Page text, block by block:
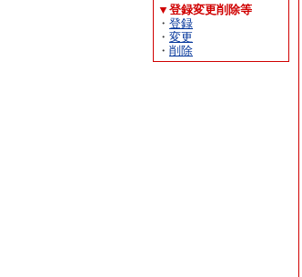
▼登録変更削除等
・ 登録
・ 変更
・ 削除